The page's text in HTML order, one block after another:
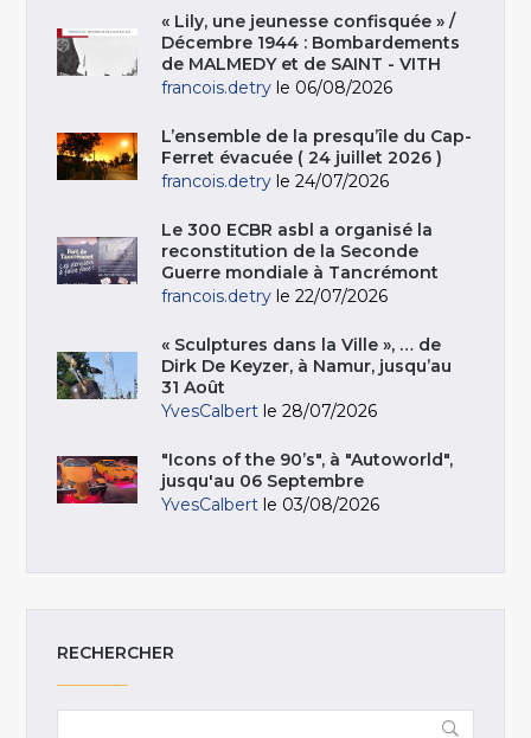
« Lily, une jeunesse confisquée » /
Décembre 1944 : Bombardements
de MALMEDY et de SAINT - VITH
francois.detry le 06/08/2026
L’ensemble de la presqu’île du Cap-
Ferret évacuée ( 24 juillet 2026 )
francois.detry le 24/07/2026
Le 300 ECBR asbl a organisé la
reconstitution de la Seconde
Guerre mondiale à Tancrémont
francois.detry le 22/07/2026
« Sculptures dans la Ville », … de
Dirk De Keyzer, à Namur, jusqu’au
31 Août
YvesCalbert le 28/07/2026
"Icons of the 90’s", à "Autoworld",
jusqu'au 06 Septembre
YvesCalbert le 03/08/2026
RECHERCHER